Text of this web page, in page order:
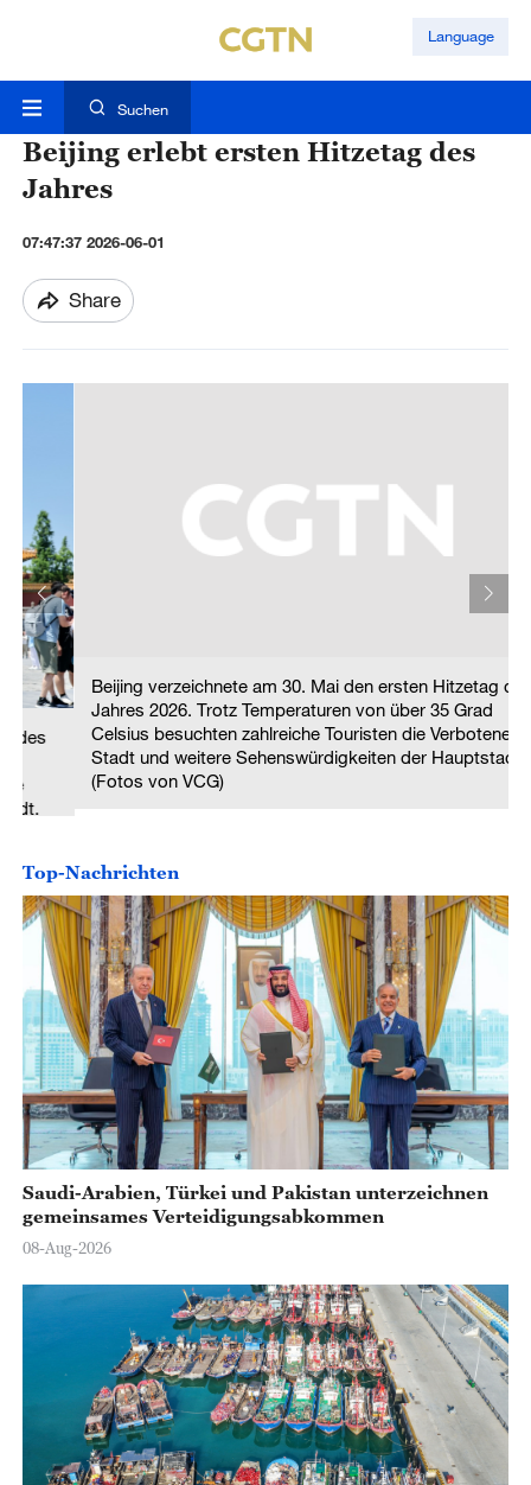
Language
Suchen
Beijing erlebt ersten Hitzetag des
Jahres
07:47:37 2026-06-01
Share
Beijing verzeichnete am 30. Mai den ersten Hitzetag des
Jahres 2026. Trotz Temperaturen von über 35 Grad
Celsius besuchten zahlreiche Touristen die Verbotene
Stadt und weitere Sehenswürdigkeiten der Hauptstadt.
(Fotos von VCG)
Top-Nachrichten
Saudi-Arabien, Türkei und Pakistan unterzeichnen
gemeinsames Verteidigungsabkommen
08-Aug-2026